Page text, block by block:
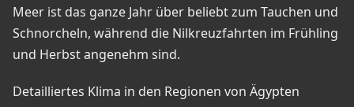
Meer ist das ganze Jahr über beliebt zum Tauchen und
Schnorcheln, während die Nilkreuzfahrten im Frühling
und Herbst angenehm sind.
Detailliertes Klima in den Regionen von Ägypten